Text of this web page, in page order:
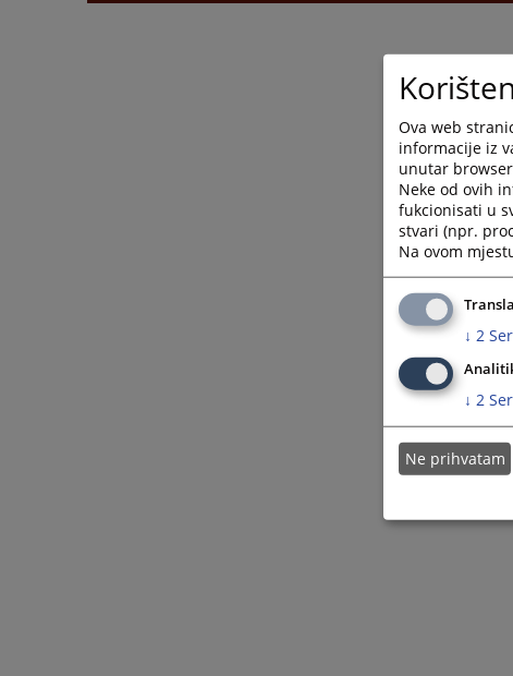
Ova web
informacije iz
unutar
Neke od ovih
fukcionisati u
stvari (npr.
Na ovom
↓ 2
↓ 2
Ne prihvatam